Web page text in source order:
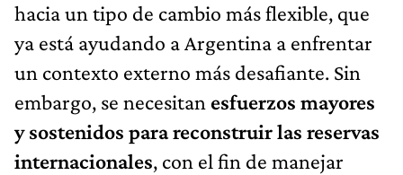
hacia un tipo de cambio más flexible, que
ya está ayudando a Argentina a enfrentar
un contexto externo más desafiante. Sin
embargo, se necesitan esfuerzos mayores
y sostenidos para reconstruir las reservas
internacionales, con el fin de manejar